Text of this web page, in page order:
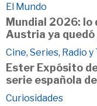
El Mundo
Mundial 2026: lo
Austria ya
Cine, Series, Radio y
Ester Expósito
serie española
Curiosidades